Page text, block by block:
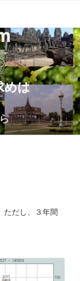
めは
ただし、３年間